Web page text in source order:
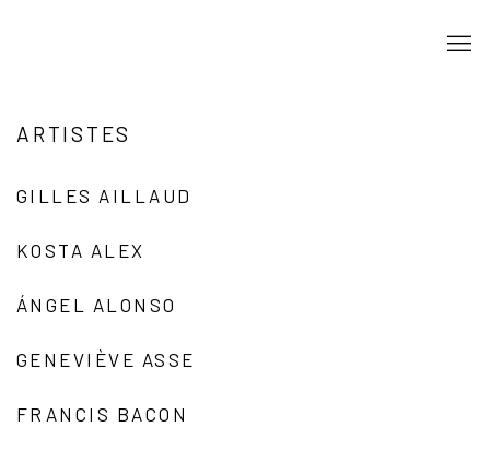
ARTISTES
GILLES AILLAUD
KOSTA ALEX
ÁNGEL ALONSO
GENEVIÈVE ASSE
FRANCIS BACON